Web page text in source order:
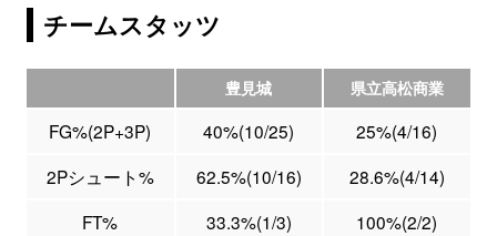
チームスタッツ
豊見城 県立高松商業
FG%(2P+3P) 40%(10/25)
25%(4/16)
2Pシュート%
62.5%(10/16)
28.6%(4/14)
FT%
33.3%(1/3)
100%(2/2)